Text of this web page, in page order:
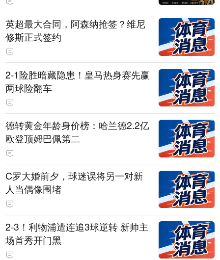
英超最大合同，阿森纳抢签？维尼
修斯正式签约
2-1险胜暗藏隐患！皇马热身赛先赢
两球险翻车
德转黄金年龄身价榜：哈兰德2.2亿
欧登顶姆巴佩第二
C罗大婚前夕，球迷误将另一对新
人当偶像围堵
2-3！利物浦遭连追3球逆转 新帅主
场首秀开门黑